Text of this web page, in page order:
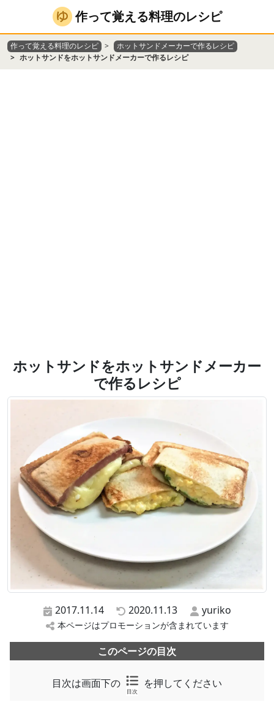
作って覚える料理のレシピ
作って覚える料理のレシピ
ホットサンドメーカーで作るレシピ
ホットサンドをホットサンドメーカーで作るレシピ
ホットサンドをホットサンドメーカー
で作るレシピ
2017.11.14 2020.11.13 yuriko
本ページはプロモーションが含まれています
このページの目次
目次は画面下の
目次
を押してください